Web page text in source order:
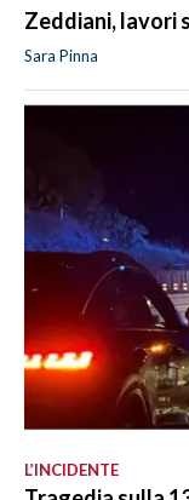
Zeddiani, lavori
Sara Pinna
L’INCIDENTE